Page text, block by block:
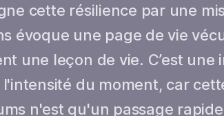
cette résilience par une
évoque une page de vie
une leçon de vie. C’est
l'intensité du moment, car
n'est qu'un passage